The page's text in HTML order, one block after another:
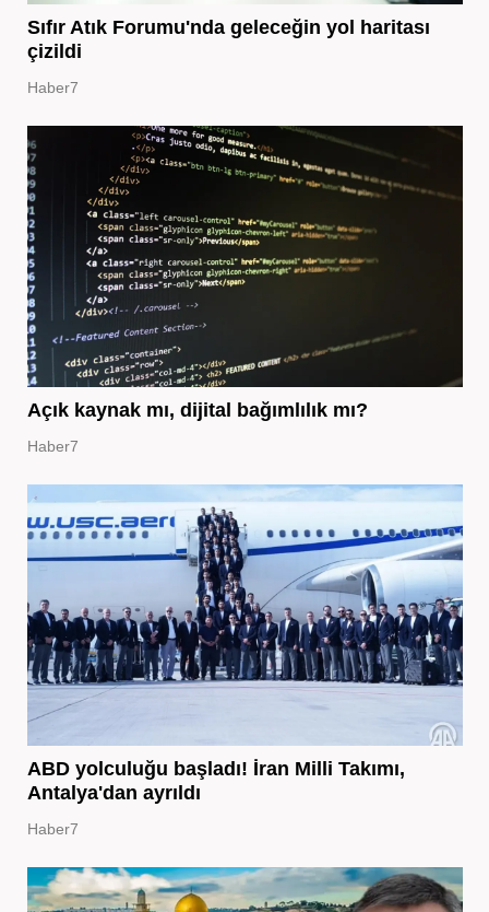
Sıfır Atık Forumu'nda geleceğin yol haritası
çizildi
Haber7
Açık kaynak mı, dijital bağımlılık mı?
Haber7
ABD yolculuğu başladı! İran Milli Takımı,
Antalya'dan ayrıldı
Haber7